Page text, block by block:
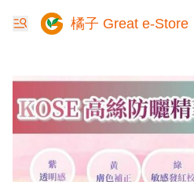
橘子 Great e-Store